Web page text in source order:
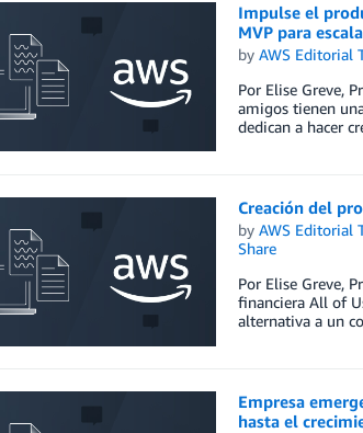
Impulse el
MVP para
by AWS Editorial
Por Elise Greve,
amigos tienen
dedican a hacer
Creación del
by AWS Editorial
Share
Por Elise Greve,
financiera All of
alternativa a un
Empresa
hasta el